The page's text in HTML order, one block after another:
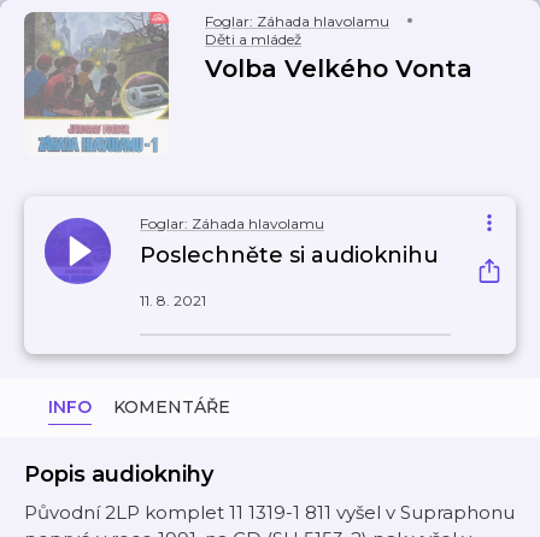
Foglar: Záhada hlavolamu
Děti a mládež
Volba Velkého Vonta
Foglar: Záhada hlavolamu
Poslechněte si audioknihu
11. 8. 2021
INFO KOMENTÁŘE
Popis audioknihy
Původní 2LP komplet 11 1319-1 811 vyšel v Supraphonu